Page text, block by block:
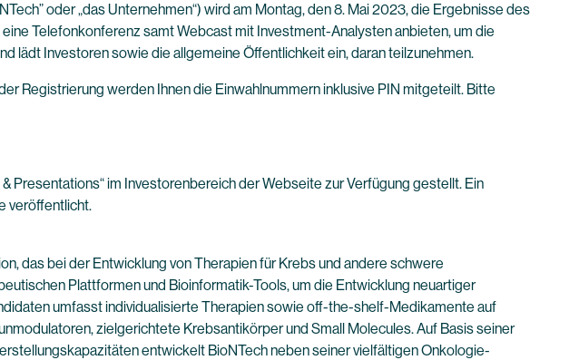
oder „das Unternehmen“) wird am Montag, den 8. Mai 2023, die Ergebnisse des
Telefonkonferenz samt Webcast mit Investment-Analysten anbieten, um die
lädt Investoren sowie die allgemeine Öffentlichkeit ein, daran teilzunehmen.
Registrierung werden Ihnen die Einwahlnummern inklusive PIN mitgeteilt. Bitte
& Presentations“ im Investorenbereich der Webseite zur Verfügung gestellt. Ein
veröffentlicht.
das bei der Entwicklung von Therapien für Krebs und andere schwere
Plattformen und Bioinformatik-Tools, um die Entwicklung neuartiger
umfasst individualisierte Therapien sowie off-the-shelf-Medikamente auf
zielgerichtete Krebsantikörper und Small Molecules. Auf Basis seiner
entwickelt BioNTech neben seiner vielfältigen Onkologie-